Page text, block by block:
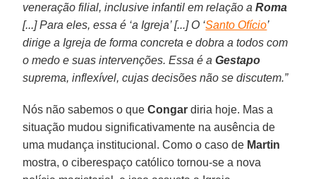
veneração filial, inclusive infantil em relação aRoma
[...] Para eles, essa é ‘a Igreja’ [...] O ‘Santo Ofício’
dirige a Igreja de forma concreta e dobra a todos com
o medo e suas intervenções. Essa é aGestapo
suprema, inflexível, cujas decisões não se discutem.”
Nós não sabemos o queCongar diria hoje. Mas a
situação mudou significativamente na ausência de
uma mudança institucional. Como o caso de Martin
mostra, o ciberespaço católico tornou-se a nova